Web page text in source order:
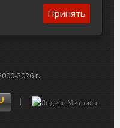
2026 г.
Принять